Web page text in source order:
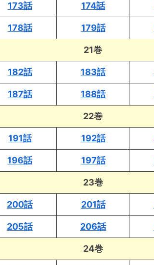
173話 174話
178話 179話
21巻
182話 183話
187話 188話
22巻
191話 192話
196話 197話
23巻
200話 201話
205話 206話
24巻